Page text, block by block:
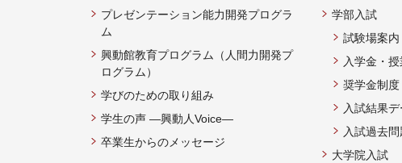
プレゼンテーション能力開発プログラ
ム
興動館教育プログラム（人間力開発プ
ログラム）
学びのための取り組み
学生の声 —興動人Voice—
卒業生からのメッセージ
学部入試
試験場案内
入学金・
奨学金制度
入試結果デ
入試過去問
大学院入試